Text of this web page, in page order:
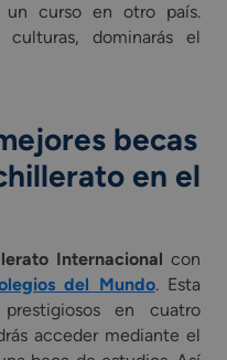
un curso en otro país.
dominarás el
becas
en el
Internacional con
del Mundo. Esta
en cuatro
acceder mediante el